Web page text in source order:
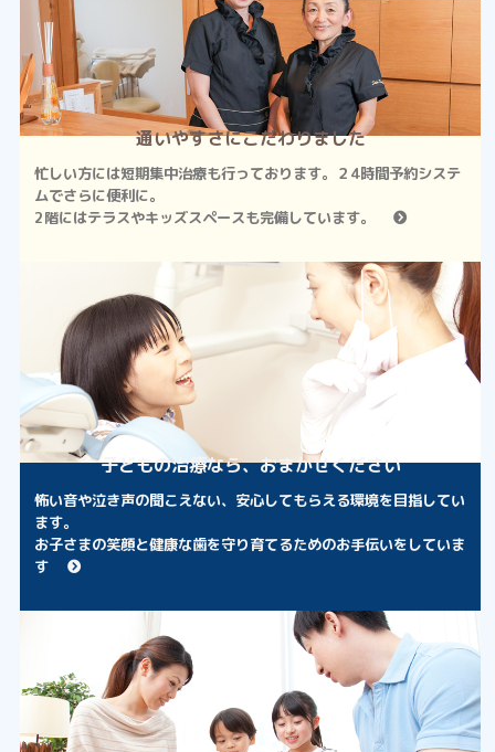
通いやすさにこだわりました
忙しい方には短期集中治療も行っております。２4時間予約システ
ムでさらに便利に。
2階にはテラスやキッズスペースも完備しています。
子どもの治療なら、おまかせください
怖い音や泣き声の聞こえない、安心してもらえる環境を目指してい
ます。
お子さまの笑顔と健康な歯を守り育てるためのお手伝いをしていま
す